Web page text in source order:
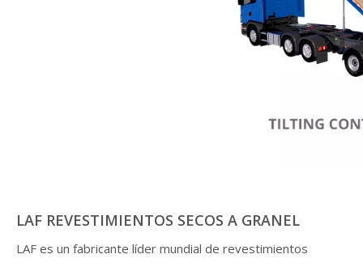
LAF REVESTIMIENTOS SECOS A GRANEL
LAF es un fabricante líder mundial de revestimientos